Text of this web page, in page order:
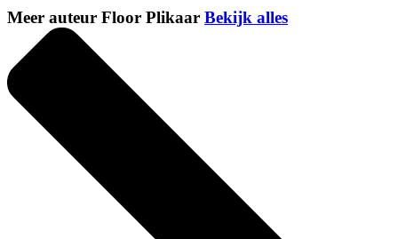
Meer auteur Floor Plikaar Bekijk alles